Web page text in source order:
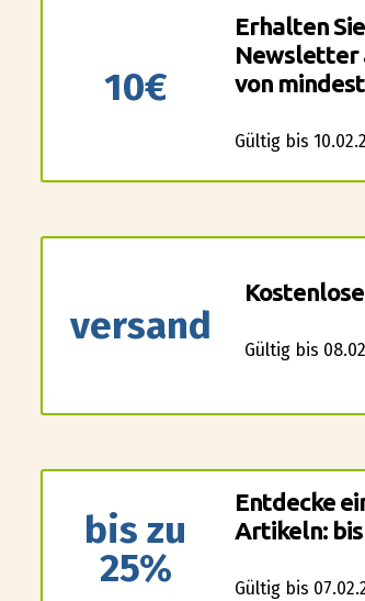
10€
Erhalten
Newsletter
von
Gültig bis
versand
Gültig bis
bis zu
25%
Entdecke
Artikeln: bis
Gültig bis